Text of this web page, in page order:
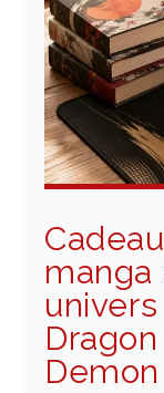
manga